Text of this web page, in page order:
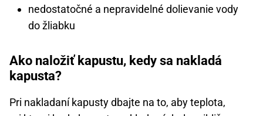
nedostatočné a nepravidelné dolievanie vody
do žliabku
Ako naložiť kapustu, kedy sa nakladá
kapusta?
Pri nakladaní kapusty dbajte na to, aby teplota,